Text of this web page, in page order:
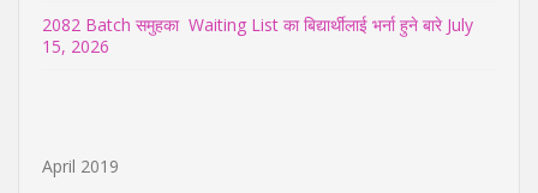
2082 Batch समुहका Waiting List का बिद्यार्थीलाई भर्ना हुने बारे July
15, 2026
April 2019